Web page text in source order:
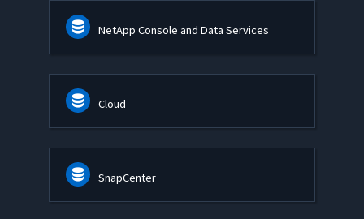
NetApp Console and Data Services
Cloud
SnapCenter